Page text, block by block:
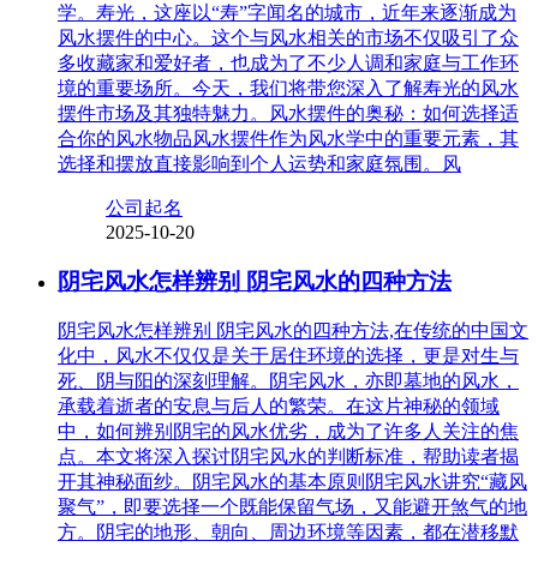
学。寿光，这座以“寿”字闻名的城市，近年来逐渐成为
风水摆件的中心。这个与风水相关的市场不仅吸引了众
多收藏家和爱好者，也成为了不少人调和家庭与工作环
境的重要场所。今天，我们将带您深入了解寿光的风水
摆件市场及其独特魅力。风水摆件的奥秘：如何选择适
合你的风水物品风水摆件作为风水学中的重要元素，其
选择和摆放直接影响到个人运势和家庭氛围。风
公司起名
2025-10-20
阴宅风水怎样辨别 阴宅风水的四种方法
阴宅风水怎样辨别 阴宅风水的四种方法,在传统的中国文
化中，风水不仅仅是关于居住环境的选择，更是对生与
死、阴与阳的深刻理解。阴宅风水，亦即墓地的风水，
承载着逝者的安息与后人的繁荣。在这片神秘的领域
中，如何辨别阴宅的风水优劣，成为了许多人关注的焦
点。本文将深入探讨阴宅风水的判断标准，帮助读者揭
开其神秘面纱。阴宅风水的基本原则阴宅风水讲究“藏风
聚气”，即要选择一个既能保留气场，又能避开煞气的地
方。阴宅的地形、朝向、周边环境等因素，都在潜移默